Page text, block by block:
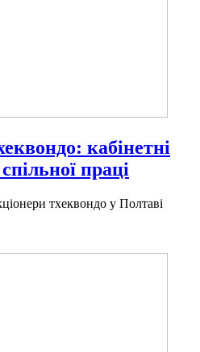
кабінетні
праці
тхеквондо у Полтаві